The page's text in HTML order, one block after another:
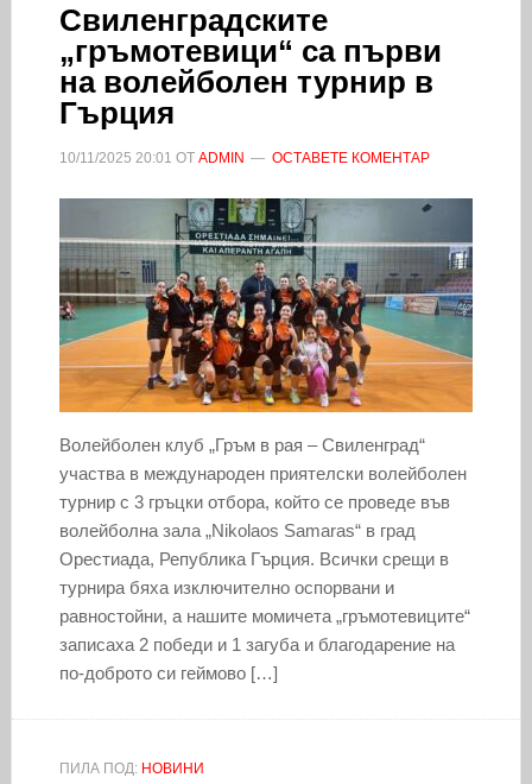
Свиленградските
„гръмотевици“ са първи
на волейболен турнир в
Гърция
10/11/2025 20:01 ОТ ADMIN ОСТАВЕТЕ КОМЕНТАР
Волейболен клуб „Гръм в рая – Свиленград“
участва в международен приятелски волейболен
турнир с 3 гръцки отбора, който се проведе във
волейболна зала „Nikolaos Samaras“ в град
Орестиада, Република Гърция. Всички срещи в
турнира бяха изключително оспорвани и
равностойни, а нашите момичета „гръмотевиците“
записаха 2 победи и 1 загуба и благодарение на
по-доброто си геймово […]
ПИЛА ПОД: НОВИНИ